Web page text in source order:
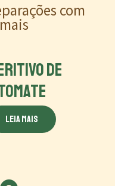
com
DE
Leia mais